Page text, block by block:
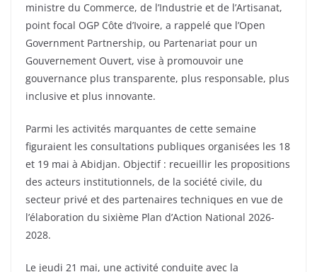
ministre du Commerce, de l’Industrie et de l’Artisanat,
point focal OGP Côte d’Ivoire, a rappelé que l’Open
Government Partnership, ou Partenariat pour un
Gouvernement Ouvert, vise à promouvoir une
gouvernance plus transparente, plus responsable, plus
inclusive et plus innovante.
Parmi les activités marquantes de cette semaine
figuraient les consultations publiques organisées les 18
et 19 mai à Abidjan. Objectif : recueillir les propositions
des acteurs institutionnels, de la société civile, du
secteur privé et des partenaires techniques en vue de
l’élaboration du sixième Plan d’Action National 2026-
2028.
Le jeudi 21 mai, une activité conduite avec la